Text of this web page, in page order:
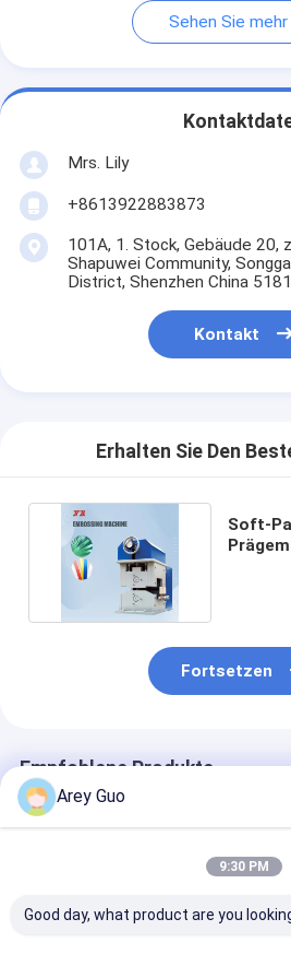
Sehen Sie mehr
Mrs. Lily
+8613922883873
101A, 1. Stock, Gebäude 20,
Shapuwei Community,
District, Shenzhen China
Kontakt
Erhalten Sie Den
Soft-
Fortsetzen
Empfohlene Produkte
Arey Guo
9:30 PM
Good day, what product are you